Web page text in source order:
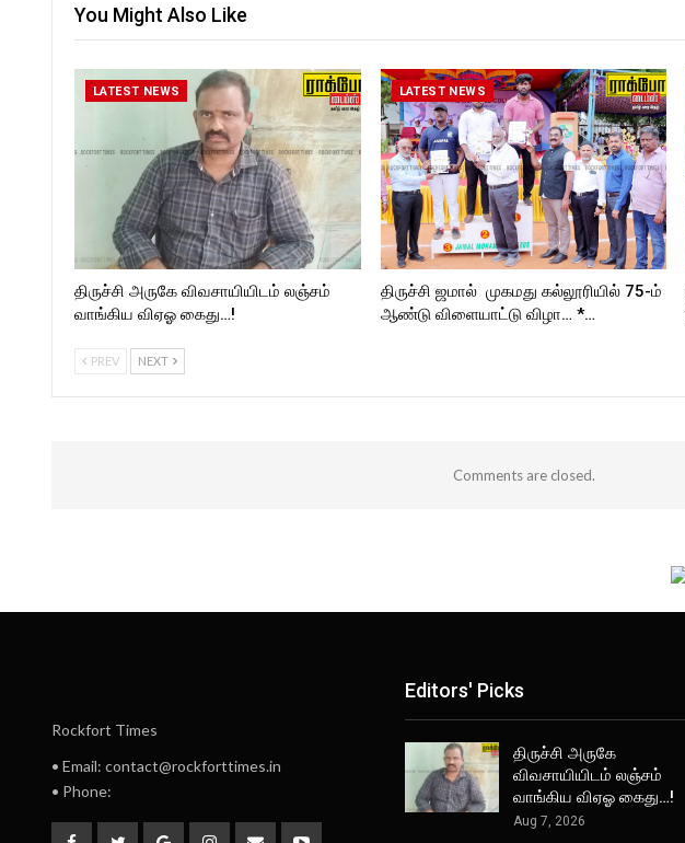
You Might Also Like
LATEST NEWS
திருச்சி அருகே விவசாயியிடம் லஞ்சம்
வாங்கிய விஏஓ கைது…!
LATEST NEWS
திருச்சி ஜமால் முகமது கல்லூரியில் 75-ம்
ஆண்டு விளையாட்டு விழா… *…
PREV NEXT
Comments are closed.
Rockfort Times
• Email: contact@rockforttimes.in
• Phone:
Editors' Picks
திருச்சி அருகே
விவசாயியிடம் லஞ்சம்
வாங்கிய விஏஓ கைது…!
Aug 7, 2026